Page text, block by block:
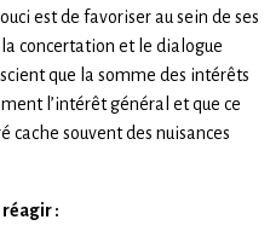
est de favoriser au sein de ses
concertation et le dialogue
que la somme des intérêts
l’intérêt général et que ce
souvent des nuisances
réagir :